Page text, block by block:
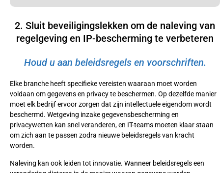
2. Sluit beveiligingslekken om de naleving van
regelgeving en IP-bescherming te verbeteren
Houd u aan beleidsregels en voorschriften.
Elke branche heeft specifieke vereisten waaraan moet worden
voldaan om gegevens en privacy te beschermen. Op dezelfde manier
moet elk bedrijf ervoor zorgen dat zijn intellectuele eigendom wordt
beschermd. Wetgeving inzake gegevensbescherming en
privacywetten kan snel veranderen, en IT-teams moeten klaar staan
om zich aan te passen zodra nieuwe beleidsregels van kracht
worden.
Naleving kan ook leiden tot innovatie. Wanneer beleidsregels een